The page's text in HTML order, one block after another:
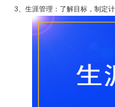
3、生涯管理：了解目标，制定计